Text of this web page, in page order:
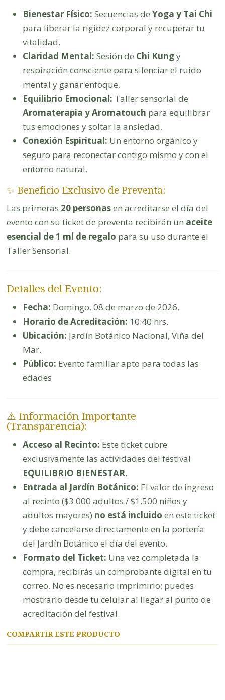
Bienestar Físico: Secuencias de Yoga y Tai Chi
para liberar la rigidez corporal y recuperar tu
vitalidad.
Claridad Mental: Sesión de Chi Kungy
respiración consciente para silenciar el ruido
mental y ganar enfoque.
Equilibrio Emocional: Taller sensorial de
Aromaterapia y Aromatouch para equilibrar
tus emociones y soltar la ansiedad.
Conexión Espiritual: Un entorno orgánico y
seguro para reconectar contigo mismo y con el
entorno natural.
✨ Beneficio Exclusivo de Preventa:
Las primeras 20 personasen acreditarse el día del
evento con su ticket de preventa recibirán un aceite
esencial de 1 ml de regalo para su uso durante el
Taller Sensorial.
Detalles del Evento:
Fecha: Domingo, 08 de marzo de 2026.
Horario de Acreditación: 10:40 hrs.
Ubicación: Jardín Botánico Nacional, Viña del
Mar.
Público: Evento familiar apto para todas las
edades
⚠️ Información Importante
(Transparencia):
Acceso al Recinto: Este ticket cubre
exclusivamente las actividades del festival
EQUILIBRIO BIENESTAR.
Entrada al Jardín Botánico: El valor de ingreso
al recinto ($3.000 adultos / $1.500 niños y
adultos mayores) no está incluido en este ticket
y debe cancelarse directamente en la portería
del Jardín Botánico el día del evento.
Formato del Ticket: Una vez completada la
compra, recibirás un comprobante digital en tu
correo. No es necesario imprimirlo; puedes
mostrarlo desde tu celular al llegar al punto de
acreditación del festival.
COMPARTIR ESTE PRODUCTO